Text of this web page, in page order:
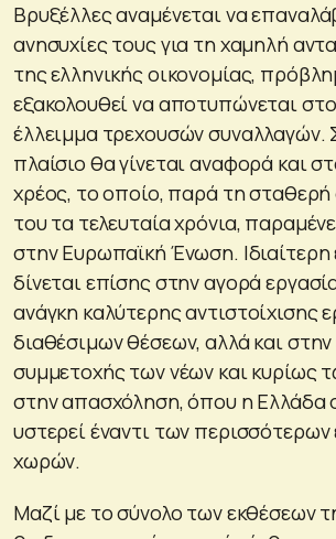
Βρυξέλλες αναμένεται να
ανησυχίες τους για τη χαμηλή
της ελληνικής οικονομίας,
εξακολουθεί να αποτυπώνεται
έλλειμμα τρεχουσών συναλλαγών.
πλαίσιο θα γίνεται αναφορά και
χρέος, το οποίο, παρά τη
του τα τελευταία χρόνια,
στην Ευρωπαϊκή Ένωση.
δίνεται επίσης στην αγορά
ανάγκη καλύτερης αντιστοίχισης
διαθέσιμων θέσεων, αλλά και στην
συμμετοχής των νέων και κυρίως
στην απασχόληση, όπου η Ελλάδα
υστερεί έναντι των
χωρών.
Μαζί με το σύνολο των εκθέσεων